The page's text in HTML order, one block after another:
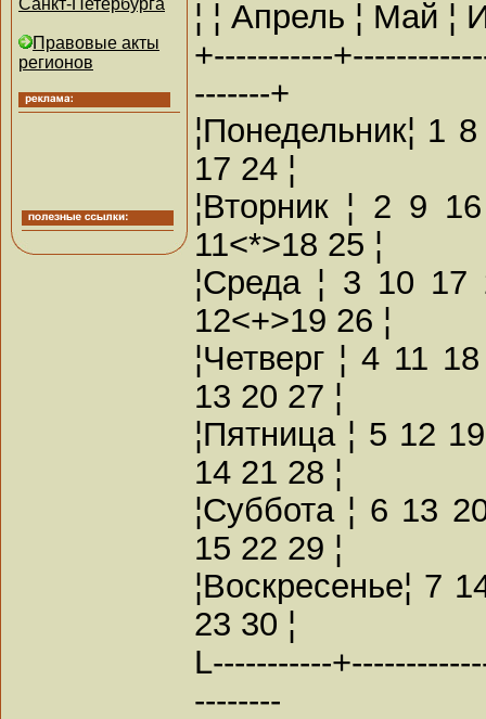
Санкт-Петербурга
Правовые акты
регионов
¦ ¦ Апрель ¦ Май ¦
+-----------
-------+
¦Понедельник¦ 1
17 24 ¦
¦Вторник ¦ 2 9
11<*>18 25 ¦
¦Среда ¦ 3 10 17
12<+>19 26 ¦
¦Четверг ¦ 4 11
13 20 27 ¦
¦Пятница ¦ 5 12
14 21 28 ¦
¦Суббота ¦ 6 13
15 22 29 ¦
¦Воскресенье¦ 7
23 30 ¦
L-----------
--------